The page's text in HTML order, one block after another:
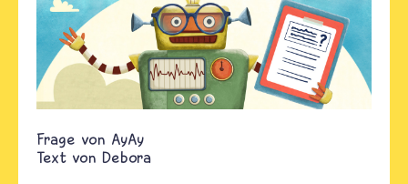
AyAy
Text von Debora